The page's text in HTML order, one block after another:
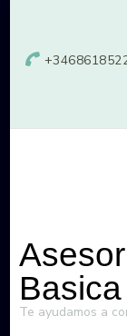
Basica
Te ayudamos a